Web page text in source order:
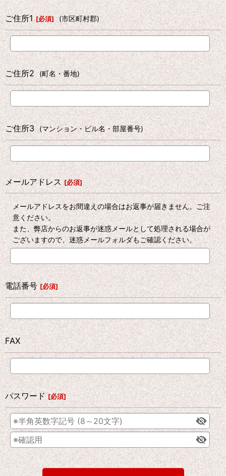
ご住所1 [必須] (市区町村郡)
ご住所2 (町名・番地)
ご住所3 (マンション・ビル名・部屋番号)
メールアドレス [必須]
メールアドレスをお間違えの場合はお返事が届きません。ご注
意ください。
また、弊店からのお返事が迷惑メールとして処理される場合が
ございますので、迷惑メールフォルダもご確認ください。
電話番号 [必須]
FAX
パスワード [必須]